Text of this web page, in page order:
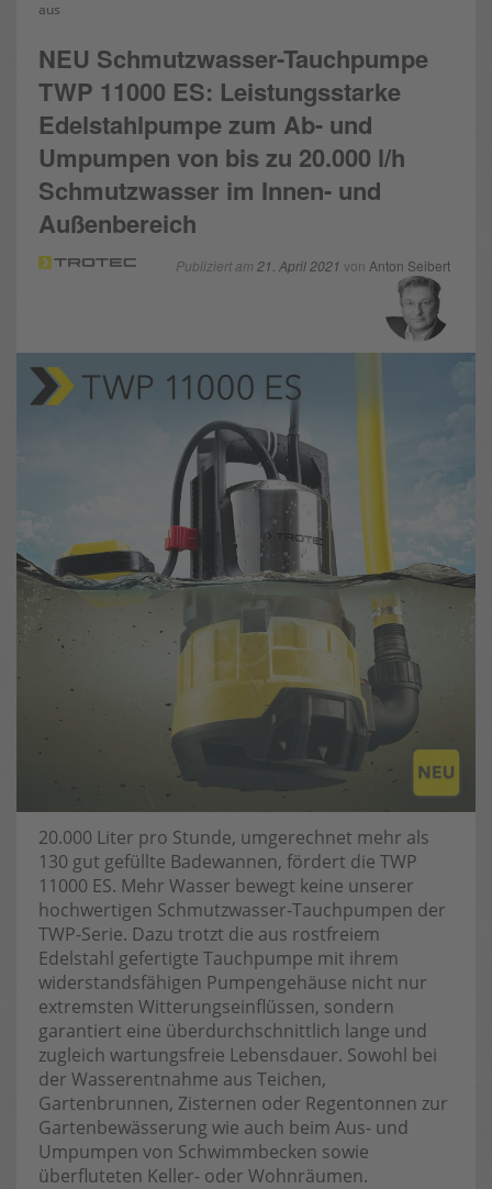
aus
NEU Schmutzwasser-Tauchpumpe
TWP 11000 ES: Leistungsstarke
Edelstahlpumpe zum Ab- und
Umpumpen von bis zu 20.000 l/h
Schmutzwasser im Innen- und
Außenbereich
Publiziert am 21. April 2021 von Anton Seibert
20.000 Liter pro Stunde, umgerechnet mehr als
130 gut gefüllte Badewannen, fördert die TWP
11000 ES. Mehr Wasser bewegt keine unserer
hochwertigen Schmutzwasser-Tauchpumpen der
TWP-Serie. Dazu trotzt die aus rostfreiem
Edelstahl gefertigte Tauchpumpe mit ihrem
widerstandsfähigen Pumpengehäuse nicht nur
extremsten Witterungseinflüssen, sondern
garantiert eine überdurchschnittlich lange und
zugleich wartungsfreie Lebensdauer. Sowohl bei
der Wasserentnahme aus Teichen,
Gartenbrunnen, Zisternen oder Regentonnen zur
Gartenbewässerung wie auch beim Aus- und
Umpumpen von Schwimmbecken sowie
überfluteten Keller- oder Wohnräumen.